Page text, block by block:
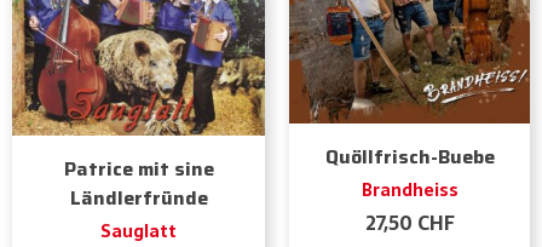
Patrice mit sine
Ländlerfründe
Sauglatt
Quöllfrisch-Buebe
Brandheiss
27,50 CHF